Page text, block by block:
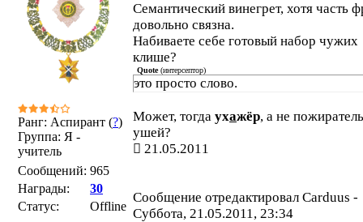
Ранг: Аспирант (?)
Группа: Я -
учитель
Сообщений: 965
Награды:
30
Статус:
Offline
Семантический винегрет, хотя часть
довольно связна.
Набиваете себе готовый набор чужих
клише?
Quote(интерсептор)
это просто слово.
Может, тогда ухажёр, а не пожиратель
ушей?
21.05.2011
Сообщение отредактировал Carduus -
Суббота, 21.05.2011, 23:34